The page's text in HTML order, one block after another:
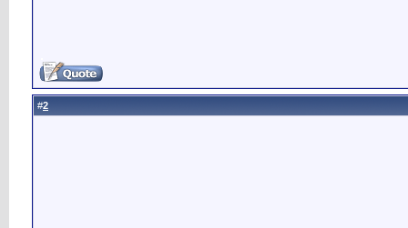
2